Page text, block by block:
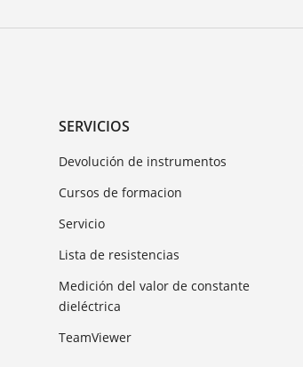
SERVICIOS
Devolución de instrumentos
Cursos de formacion
Servicio
Lista de resistencias
Medición del valor de constante
dieléctrica
TeamViewer